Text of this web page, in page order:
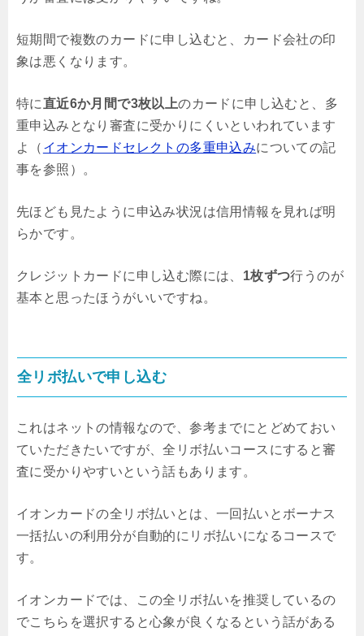
短期間で複数のカードに申し込むと、カード会社の印
象は悪くなります。
特に直近6か月間で3枚以上のカードに申し込むと、多
重申込みとなり審査に受かりにくいといわれています
よ（ イオンカードセレクトの多重申込みについての記
事を参照）。
先ほども見たように申込み状況は信用情報を見れば明
らかです。
クレジットカードに申し込む際には、 1枚ずつ行うのが
基本と思ったほうがいいですね。
全リボ払いで申し込む
これはネットの情報なので、参考までにとどめておい
ていただきたいですが、全リボ払いコースにすると審
査に受かりやすいという話もあります。
イオンカードの全リボ払いとは、一回払いとボーナス
一括払いの利用分が自動的にリボ払いになるコースで
す。
イオンカードでは、この全リボ払いを推奨しているの
でこちらを選択すると心象が良くなるという話がある